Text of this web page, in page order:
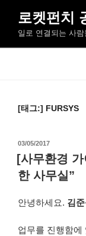
로
로켓펀치
일로 연결되는 사람
[태그:] FURSYS
작
성
일
자
03/05/2017
[사무환경
한 사무실”
안녕하세요. 김
업무를 진행함에